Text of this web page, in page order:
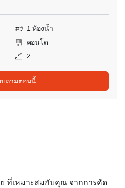
1 ห้องน้ำ
คอนโด
2
บถามตอนนี้
ที่เหมาะสมกับคุณ จากการคัด